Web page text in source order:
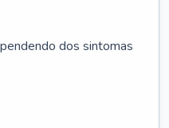
dos sintomas